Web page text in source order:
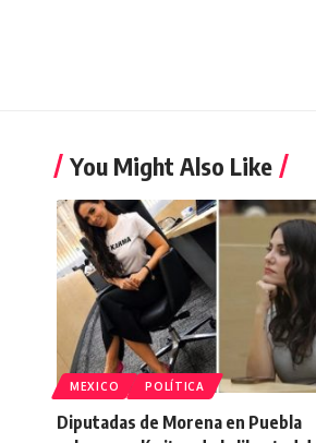
You Might Also Like
MEXICO POLÍTICA
Diputadas de Morena en Puebla